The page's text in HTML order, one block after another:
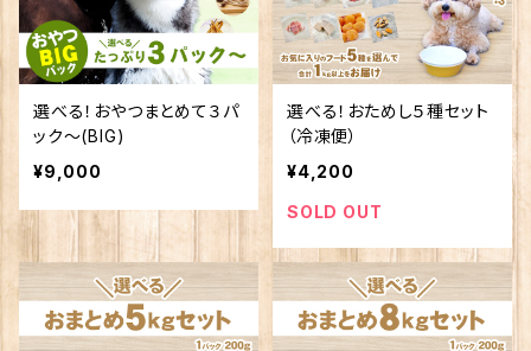
選べる！おやつまとめて３パ
ック～(BIG)
¥9,000
選べる！おためし５種セット
（冷凍便）
¥4,200
SOLD OUT